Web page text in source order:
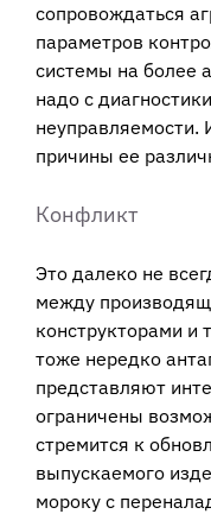
сопровождаться
параметров
системы на более
надо с
неуправляемости.
причины ее
Конфликт
Это далеко не
между
конструкторами и
тоже нередко
представляют
ограничены
стремится к
выпускаемого
мороку с